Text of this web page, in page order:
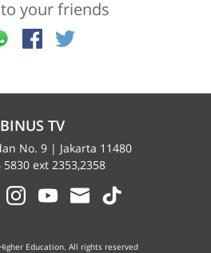
your friends
BINUS TV
No. 9 | Jakarta 11480
5830 ext 2353,2358
Education. All rights reserved